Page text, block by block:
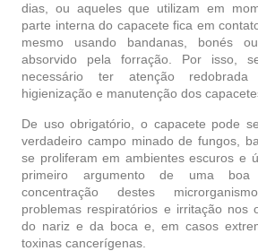
dias, ou aqueles que utilizam em
parte interna do capacete fica em
mesmo usando bandanas, bonés
absorvido pela forração. Por isso,
necessário ter atenção
higienização e manutenção dos
De uso obrigatório, o capacete pode
verdadeiro campo minado de fungos,
se proliferam em ambientes escuros e
primeiro argumento de uma
concentração destes
problemas respiratórios e irritação nos
do nariz e da boca e, em casos
toxinas cancerígenas.